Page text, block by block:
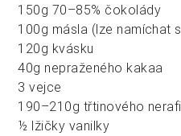
150g 70–85% čokolády
100g másla (lze namíchat
120g kvásku
40g nepraženého kakaa
3 vejce
190–210g třtinového
½ lžičky vanilky